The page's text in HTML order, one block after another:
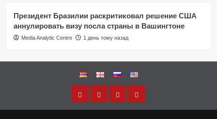
Президент Бразилии раскритиковал решение США
аннулировать визу посла страны в Вашингтоне
Media Analytic Centre 1 день тому назад